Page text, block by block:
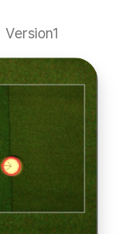
Version1